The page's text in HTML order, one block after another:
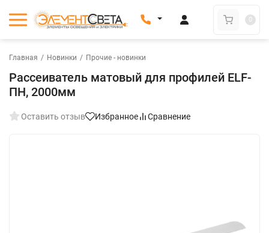
0
Главная / Новинки / Прочие - новинки
Рассеиватель матовый для профилей ELF-
ПН, 2000мм
Оставить отзыв Избранное Сравнение